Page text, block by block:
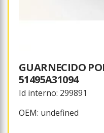
GUARNECIDO
51495A31094
Id interno: 299891
OEM: undefined